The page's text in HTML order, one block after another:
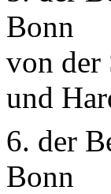
Bonn
von der
und
6. der
Bonn